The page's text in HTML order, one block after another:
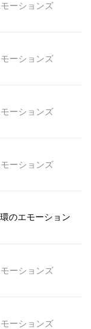
ーションズ
ーションズ
ーションズ
ーションズ
のエモーション
ーションズ
ーションズ